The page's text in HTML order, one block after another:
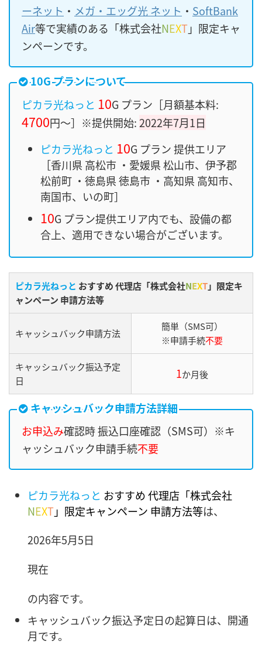
ーネット ・ メガ・エッグ光 ネット ・ SoftBank
Air等で実績のある「株式会社NEXT」限定キャ
ンペーンです。
10G プランについて
ピカラ光ねっと 10G プラン［月額基本料:
4700円〜］※提供開始:2022年7月1日
ピカラ光ねっと 10G プラン 提供エリア
［香川県 高松市 ・愛媛県 松山市、伊予郡
松前町 ・徳島県 徳島市 ・高知県 高知市、
南国市、いの町］
10G プラン提供エリア内でも、設備の都
合上、適用できない場合がございます。
ピカラ光ねっと おすすめ 代理店「株式会社NEXT」限定キ
ャンペーン 申請方法等
キャッシュバック申請方法
簡単（SMS可）
※申請手続不要
キャッシュバック振込予定
日
1か月後
キャッシュバック申請方法詳細
お申込み確認時 振込口座確認（SMS可）※キ
ャッシュバック申請手続不要
ピカラ光ねっと おすすめ 代理店「株式会社
NEXT」限定キャンペーン 申請方法等は、
2026年5月5日
現在
の内容です。
キャッシュバック振込予定日の起算日は、開通
月です。